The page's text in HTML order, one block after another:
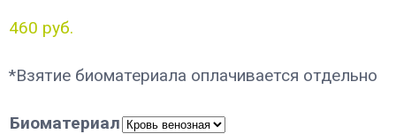
460 руб.
*Взятие биоматериала оплачивается отдельно
Биоматериал